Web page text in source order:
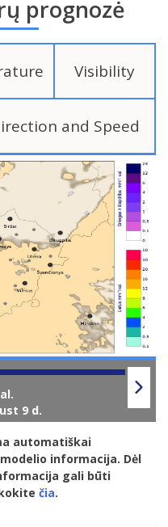
prognozė
Visibility
and Speed
9 d.
automatiškai
informacija. Dėl
gali būti
čia.